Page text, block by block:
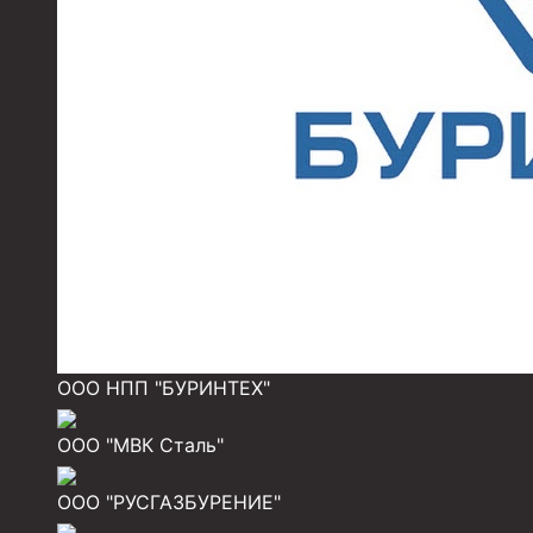
Муфта БТС 168
Муфта ОТТМ 127
ООО НПП "БУРИНТЕХ"
ООО "МВК Сталь"
ООО "РУСГАЗБУРЕНИЕ"